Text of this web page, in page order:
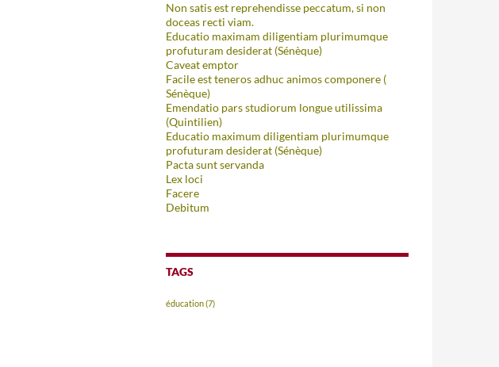
Non satis est reprehendisse peccatum, si non
doceas recti viam.
Educatio maximam diligentiam plurimumque
profuturam desiderat (Sénèque)
Caveat emptor
Facile est teneros adhuc animos componere (
Sénèque)
Emendatio pars studiorum longue utilissima
(Quintilien)
Educatio maximum diligentiam plurimumque
profuturam desiderat (Sénèque)
Pacta sunt servanda
Lex loci
Facere
Debitum
TAGS
éducation(7)